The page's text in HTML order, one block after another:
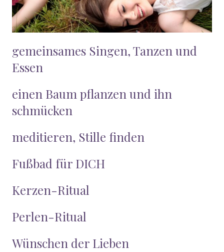
gemeinsames Singen, Tanzen und
Essen
einen Baum pflanzen und ihn
schmücken
meditieren, Stille finden
Fußbad für DICH
Kerzen-Ritual
Perlen-Ritual
Wünschen der Lieben